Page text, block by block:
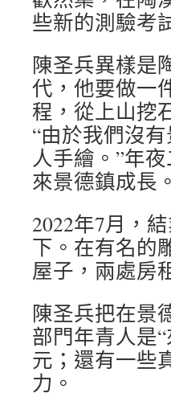
些新的測驗考
陳圣兵異樣是
代，他要做一
程，從上山挖
“由於我們沒
人手繪。”年
來景德鎮成長。
2022年7月，
下。在有名的
屋子，兩處房
陳圣兵把在景
部門年青人是
元；還有一些
力。